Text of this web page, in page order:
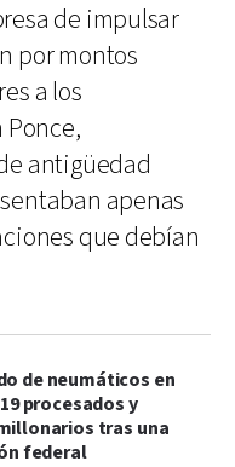
de impulsar
por montos
a los
Ponce,
antigüedad
apenas
que debían
de neumáticos en
procesados y
tras una
federal